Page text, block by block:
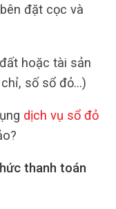
đặt cọc và
hoặc tài sản
số sổ đỏ…)
dịch vụ sổ đỏ
thanh toán